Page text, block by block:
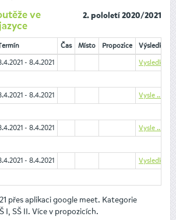
2. pololetí 2020/2021
ve
Čas Místo Propozice
Výsledky
- 8.4.2021
- 8.4.2021 Vysle .. I.pdf
- 8.4.2021 Vysle .. I.pdf
- 8.4.2021
přes aplikaci google meet. Kategorie
I, SŠ II. Více v propozicích.